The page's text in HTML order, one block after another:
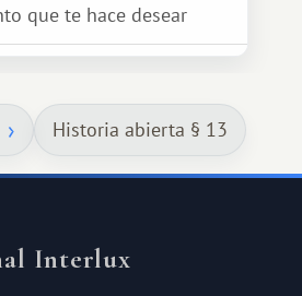
que te hace desear
Historia abierta § 13
Interlux